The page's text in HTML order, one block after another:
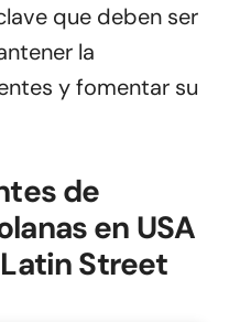
que deben ser
la
y fomentar su
de
en USA
Street